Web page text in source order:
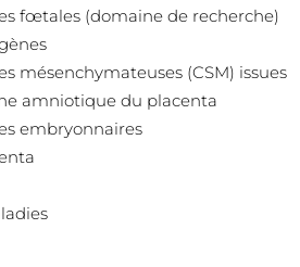
fœtales (domaine de recherche)
mésenchymateuses (CSM) issues
amniotique du placenta
embryonnaires